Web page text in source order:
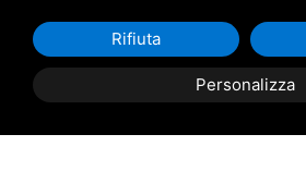
Star Progetti
Giulio Barbieri
Personalizza
Rifiuta